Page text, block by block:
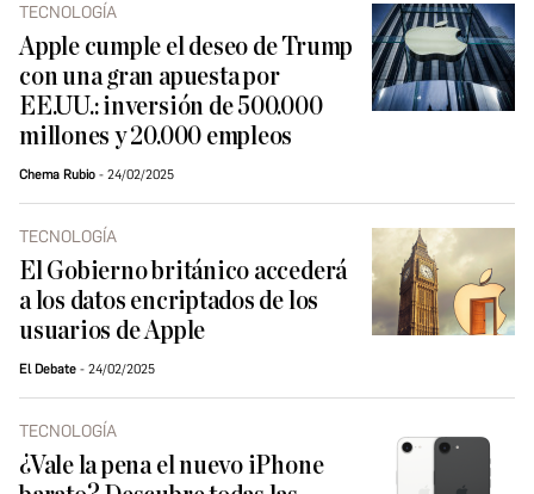
TECNOLOGÍA
Apple cumple el deseo de Trump
con una gran apuesta por
EE.UU.: inversión de 500.000
millones y 20.000 empleos
Chema Rubio 24/02/2025
TECNOLOGÍA
El Gobierno británico accederá
a los datos encriptados de los
usuarios de Apple
El Debate 24/02/2025
TECNOLOGÍA
¿Vale la pena el nuevo iPhone